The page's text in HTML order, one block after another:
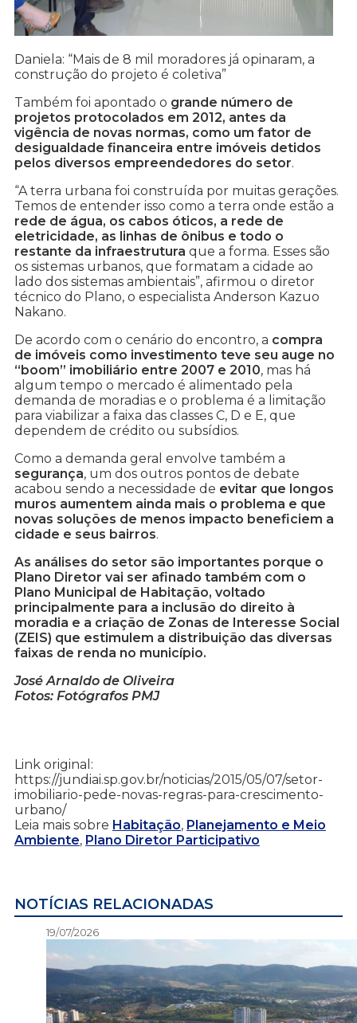
Daniela: “Mais de 8 mil moradores já opinaram, a
construção do projeto é coletiva”
Também foi apontado o grande número de
projetos protocolados em 2012, antes da
vigência de novas normas, como um fator de
desigualdade financeira entre imóveis detidos
pelos diversos empreendedores do setor.
“A terra urbana foi construída por muitas gerações.
Temos de entender isso como a terra onde estão a
rede de água, os cabos óticos, a rede de
eletricidade, as linhas de ônibus e todo o
restante da infraestrutura que a forma. Esses são
os sistemas urbanos, que formatam a cidade ao
lado dos sistemas ambientais”, afirmou o diretor
técnico do Plano, o especialista Anderson Kazuo
Nakano.
De acordo com o cenário do encontro, a compra
de imóveis como investimento teve seu auge no
“boom” imobiliário entre 2007 e 2010, mas há
algum tempo o mercado é alimentado pela
demanda de moradias e o problema é a limitação
para viabilizar a faixa das classes C, D e E, que
dependem de crédito ou subsídios.
Como a demanda geral envolve também a
segurança, um dos outros pontos de debate
acabou sendo a necessidade de evitar que longos
muros aumentem ainda mais o problema e que
novas soluções de menos impacto beneficiem a
cidade e seus bairros.
As análises do setor são importantes porque o
Plano Diretor vai ser afinado também com o
Plano Municipal de Habitação, voltado
principalmente para a inclusão do direito à
moradia e a criação de Zonas de Interesse Social
(ZEIS) que estimulem a distribuição das diversas
faixas de renda no município.
José Arnaldo de Oliveira
Fotos: Fotógrafos PMJ
Link original:
https://jundiai.sp.gov.br/noticias/2015/05/07/setor-
imobiliario-pede-novas-regras-para-crescimento-
urbano/
Leia mais sobre Habitação, Planejamento e Meio
Ambiente, Plano Diretor Participativo
NOTÍCIAS RELACIONADAS
19/07/2026